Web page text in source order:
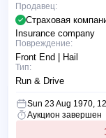
Продавец:
Страховая
Insurance company
Повреждение:
Front End | Hail
Тип:
Run & Drive
Sun 23 Aug 1970,
Аукцион завершен